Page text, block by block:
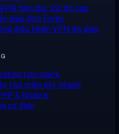
hiện đại, tốc độ cao
giao dịch Forex
điều khiển VPN đa giao
full-stack
chủ miễn phí, nhanh
& Node.js
cổ điển